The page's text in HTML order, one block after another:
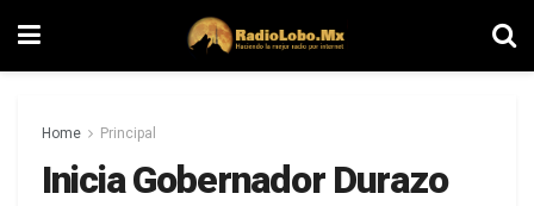
Home Principal
Inicia Gobernador Durazo